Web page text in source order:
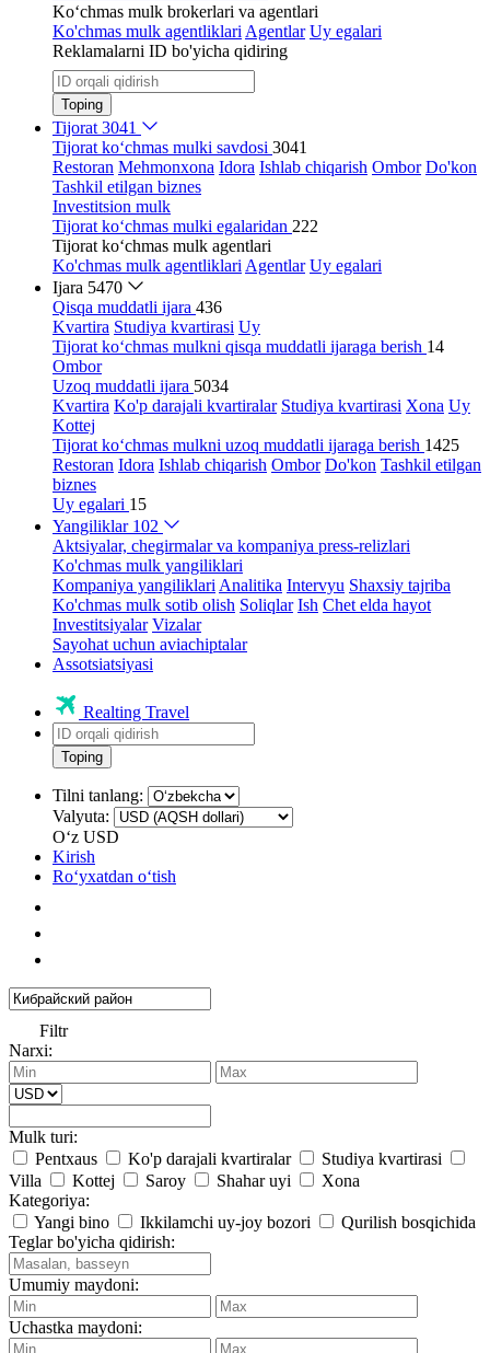
Ko‘chmas mulk brokerlari va agentlari
Ko'chmas mulk agentliklari Agentlar Uy egalari
Reklamalarni ID bo'yicha qidiring
Toping
Tijorat 3041
Tijorat ko‘chmas mulki savdosi 3041
Restoran Mehmonxona Idora Ishlab chiqarish Ombor Do'kon
Tashkil etilgan biznes
Investitsion mulk
Tijorat ko‘chmas mulki egalaridan 222
Tijorat ko‘chmas mulk agentlari
Ko'chmas mulk agentliklari Agentlar Uy egalari
Ijara 5470
Qisqa muddatli ijara 436
Kvartira Studiya kvartirasi Uy
Tijorat ko‘chmas mulkni qisqa muddatli ijaraga berish 14
Ombor
Uzoq muddatli ijara 5034
Kvartira Ko'p darajali kvartiralar Studiya kvartirasi Xona Uy
Kottej
Tijorat ko‘chmas mulkni uzoq muddatli ijaraga berish 1425
Restoran Idora Ishlab chiqarish Ombor Do'kon Tashkil etilgan
biznes
Uy egalari 15
Yangiliklar 102
Aktsiyalar, chegirmalar va kompaniya press-relizlari
Ko'chmas mulk yangiliklari
Kompaniya yangiliklari Analitika Intervyu Shaxsiy tajriba
Ko'chmas mulk sotib olish Soliqlar Ish Chet elda hayot
Investitsiyalar Vizalar
Sayohat uchun aviachiptalar
Assotsiatsiyasi
Realting Travel
Toping
Tilni tanlang:
Valyuta:
Oʻz USD
Kirish
Roʻyxatdan oʻtish
Filtr
Narxi:
Mulk turi:
Pentxaus
Ko'p darajali kvartiralar
Studiya kvartirasi
Villa
Kottej Saroy Shahar uyi
Xona
Kategoriya:
Yangi bino
Ikkilamchi uy-joy bozori
Qurilish bosqichida
Teglar bo'yicha qidirish:
Umumiy maydoni:
Uchastka maydoni: